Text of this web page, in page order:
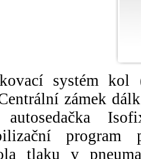
systém kol
zámek
autosedačka
program
tlaku v